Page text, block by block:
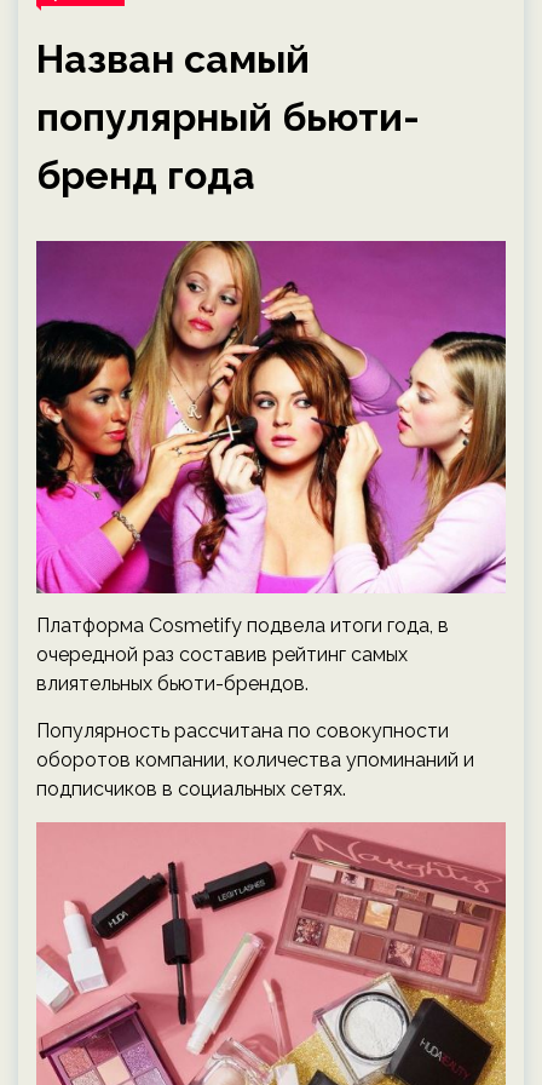
Назван самый
популярный бьюти-
бренд года
Платформа Cosmetify подвела итоги года, в
очередной раз составив рейтинг самых
влиятельных бьюти-брендов.
Популярность рассчитана по совокупности
оборотов компании, количества упоминаний и
подписчиков в социальных сетях.